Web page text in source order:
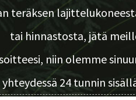
teräksen
tai hinnastosta, jätä
niin olemme
yhteydessä 24 tunnin